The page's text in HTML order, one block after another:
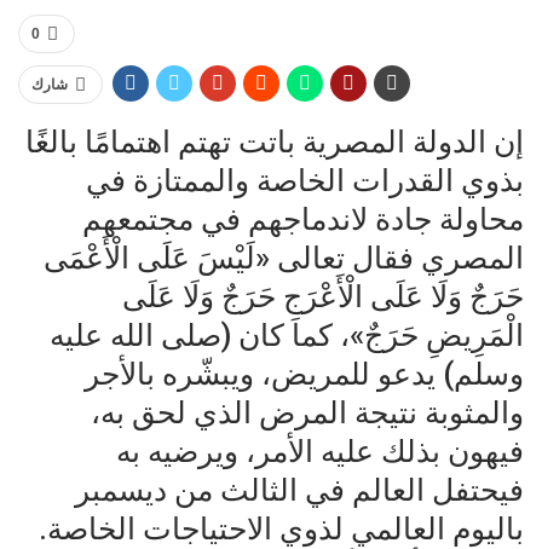
0
شارك
إن الدولة المصرية باتت تهتم اهتمامًا بالغًا
بذوي القدرات الخاصة والممتازة في
محاولة جادة لاندماجهم في مجتمعهم
المصري فقال تعالى «لَيْسَ عَلَى الْأَعْمَى
حَرَجٌ وَلَا عَلَى الْأَعْرَجِ حَرَجٌ وَلَا عَلَى
الْمَرِيضِ حَرَجٌ»، كما كان (صلى الله عليه
وسلم) يدعو للمريض، ويبشّره بالأجر
والمثوبة نتيجة المرض الذي لحق به،
فيهون بذلك عليه الأمر، ويرضيه به
فيحتفل العالم في الثالث من ديسمبر
باليوم العالمي لذوي الاحتياجات الخاصة.